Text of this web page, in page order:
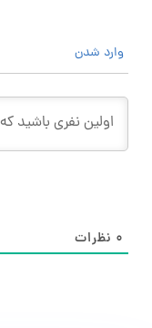
وارد شدن
۰ نظرات